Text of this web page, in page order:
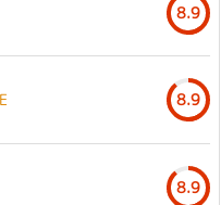
8.9
8.9
8.9